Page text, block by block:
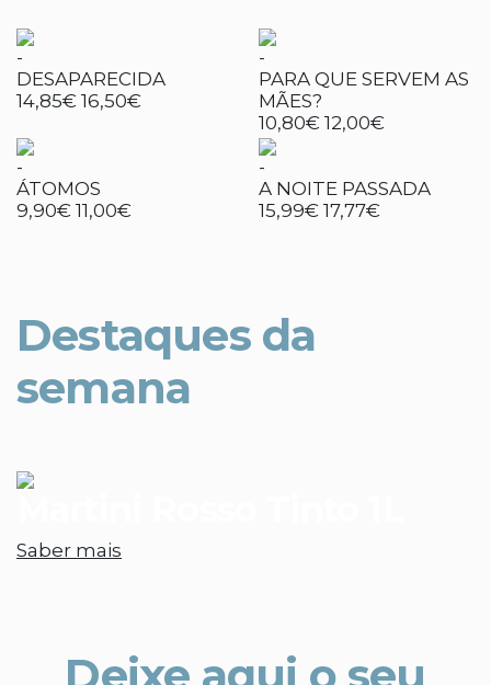
-
DESAPARECIDA
14,85€ 16,50€
-
PARA QUE SERVEM AS
MÃES?
10,80€ 12,00€
-
ÁTOMOS
9,90€ 11,00€
-
A NOITE PASSADA
15,99€ 17,77€
Destaques da
semana
Saber mais